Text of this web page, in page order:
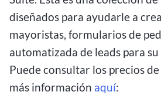
diseñados para ayudarle a
mayoristas, formularios de
automatizada de leads para
Puede consultar los precios
más información aquí: